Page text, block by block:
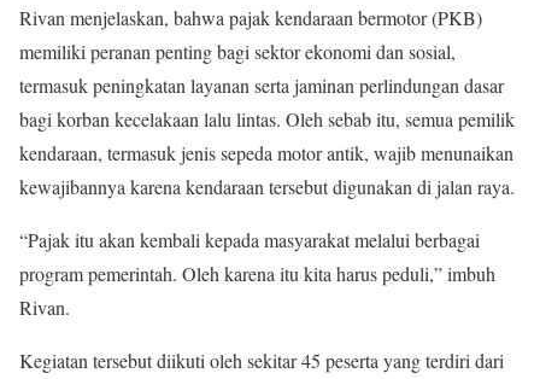
Rivan menjelaskan, bahwa pajak kendaraan bermotor (PKB)
memiliki peranan penting bagi sektor ekonomi dan sosial,
termasuk peningkatan layanan serta jaminan perlindungan dasar
bagi korban kecelakaan lalu lintas. Oleh sebab itu, semua pemilik
kendaraan, termasuk jenis sepeda motor antik, wajib menunaikan
kewajibannya karena kendaraan tersebut digunakan di jalan raya.
“Pajak itu akan kembali kepada masyarakat melalui berbagai
program pemerintah. Oleh karena itu kita harus peduli,” imbuh
Rivan.
Kegiatan tersebut diikuti oleh sekitar 45 peserta yang terdiri dari